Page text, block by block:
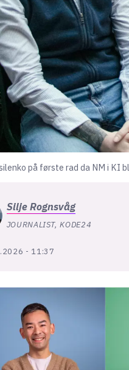
på første rad da NM i KI
SiljeRognsvåg
JOURNALIST, KODE24
- 11:37